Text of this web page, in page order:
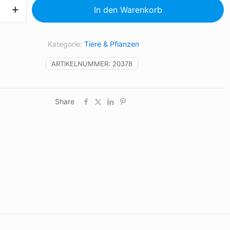
In den Warenkorb
ARTIKELNUMMER: 20378
Kategorie: Tiere & Pflanzen
Share